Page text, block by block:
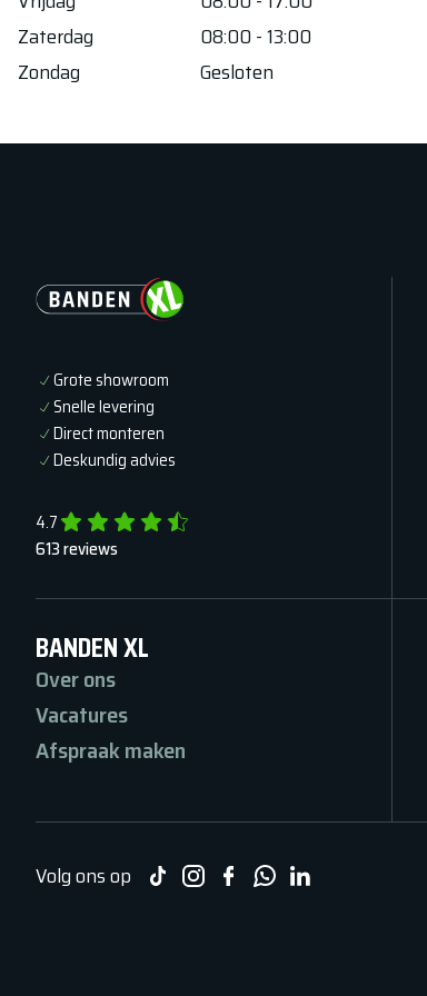
Zaterdag
08:00 - 13:00
Zondag
Gesloten
4.7
613reviews
Grote showroom
Snelle levering
Direct monteren
Deskundig advies
BANDEN XL
Over ons
Vacatures
Afspraak maken
Volg ons op